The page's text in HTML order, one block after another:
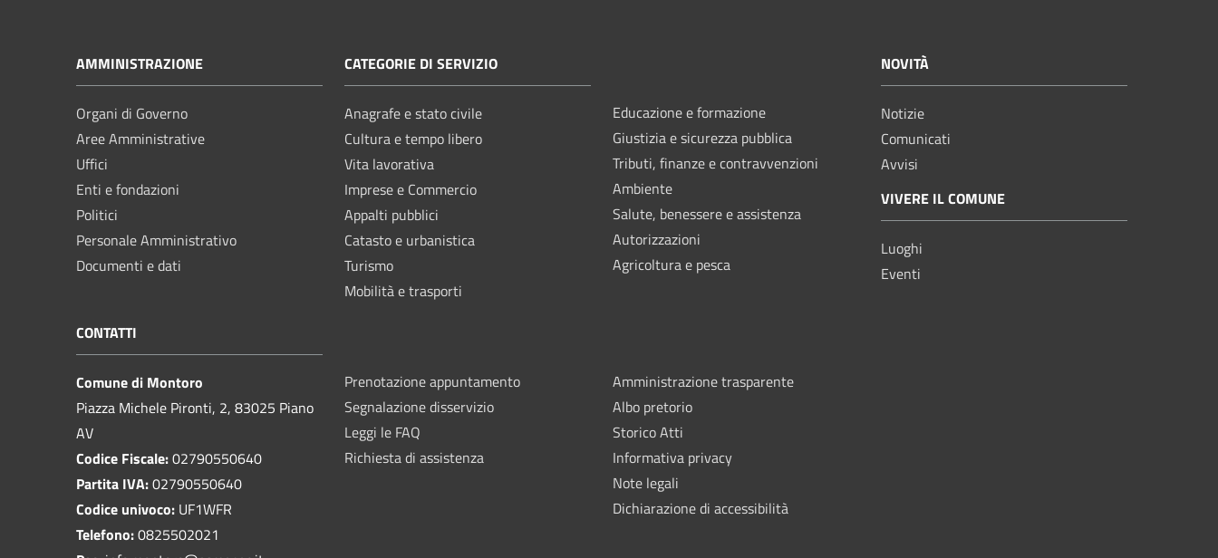
AMMINISTRAZIONE
Organi di Governo
Aree Amministrative
Uffici
Enti e fondazioni
Politici
Personale Amministrativo
Documenti e dati
CATEGORIE DI SERVIZIO
Anagrafe e stato civile
Cultura e tempo libero
Vita lavorativa
Imprese e Commercio
Appalti pubblici
Catasto e urbanistica
Turismo
Mobilità e trasporti
Educazione e formazione
Giustizia e sicurezza pubblica
Tributi, finanze e contravvenzioni
Ambiente
Salute, benessere e assistenza
Autorizzazioni
Agricoltura e pesca
NOVITÀ
Notizie
Comunicati
Avvisi
VIVERE IL COMUNE
Luoghi
Eventi
CONTATTI
Comune di Montoro
Piazza Michele Pironti, 2, 83025 Piano
AV
Codice Fiscale:02790550640
Partita IVA:02790550640
Codice univoco: UF1WFR
Telefono:0825502021
Prenotazione appuntamento
Segnalazione disservizio
Leggi le FAQ
Richiesta di assistenza
Amministrazione trasparente
Albo pretorio
Storico Atti
Informativa privacy
Note legali
Dichiarazione di accessibilità